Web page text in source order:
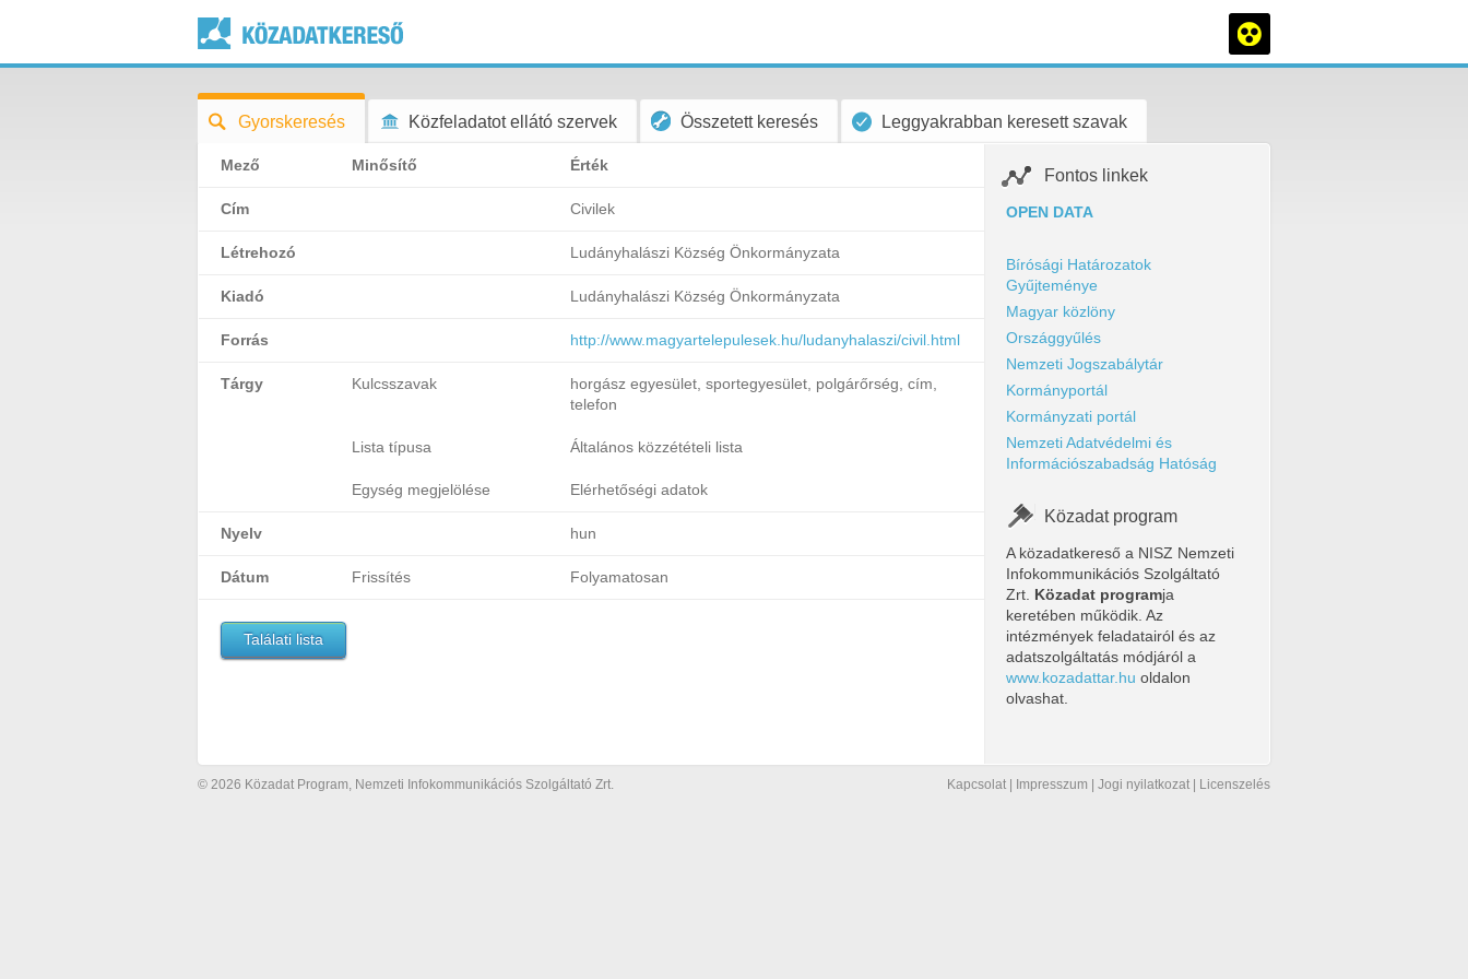
Gyorskeresés Közfeladatot ellátó szervek Összetett keresés Leggyakrabban keresett szavak
Mező Minősítő Érték
Cím Civilek
Létrehozó Ludányhalászi Község Önkormányzata
Kiadó Ludányhalászi Község Önkormányzata
Forrás http://www.magyartelepulesek.hu/ludanyhalaszi/civil.html
Tárgy Kulcsszavak
horgász egyesület, sportegyesület, polgárőrség, cím,
telefon
Lista típusa Általános közzétételi lista
Egység megjelölése Elérhetőségi adatok
Nyelv hun
Dátum Frissítés Folyamatosan
Találati lista
Fontos linkek
OPEN DATA
Bírósági Határozatok
Gyűjteménye
Magyar közlöny
Országgyűlés
Nemzeti Jogszabálytár
Kormányportál
Kormányzati portál
Nemzeti Adatvédelmi és
Információszabadság Hatóság
Közadat program
A közadatkereső a NISZ Nemzeti
Infokommunikációs Szolgáltató
Zrt. Közadat programja
keretében működik. Az
intézmények feladatairól és az
adatszolgáltatás módjáról a
www.kozadattar.hu oldalon
olvashat.
© 2026 Közadat Program, Nemzeti Infokommunikációs Szolgáltató Zrt. Kapcsolat Impresszum Jogi nyilatkozat Licenszelés